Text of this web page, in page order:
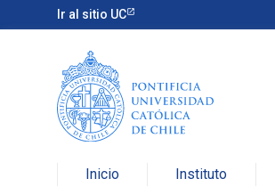
Ir al sitio UC
Inicio Instituto